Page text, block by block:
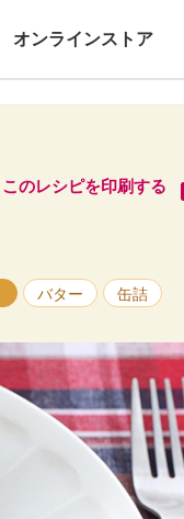
オンラインストア
このレシピを印刷する
バター 缶詰